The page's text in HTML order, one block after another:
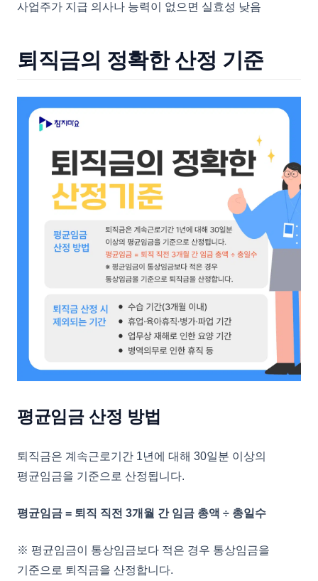
사업주가 지급 의사나 능력이 없으면 실효성 낮음
퇴직금의 정확한 산정 기준
평균임금 산정 방법
퇴직금은 계속근로기간 1년에 대해 30일분 이상의
평균임금을 기준으로 산정됩니다.
평균임금 = 퇴직 직전 3개월 간 임금 총액 ÷ 총일수
※ 평균임금이 통상임금보다 적은 경우 통상임금을
기준으로 퇴직금을 산정합니다.